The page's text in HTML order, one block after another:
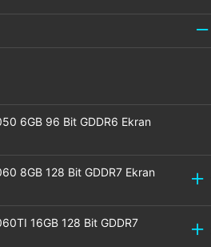
6GB 96 Bit GDDR6 Ekran
8GB 128 Bit GDDR7 Ekran
16GB 128 Bit GDDR7